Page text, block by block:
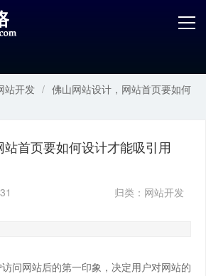
站开发 / 佛山网站设计，网站首页要如何
首页要如何设计才能吸引用
归类： 网站开发
问网站后的第一印象，决定用户对网站的